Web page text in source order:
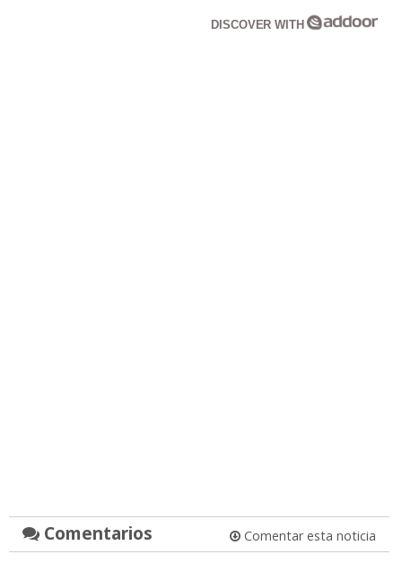
DISCOVER WITH
Comentarios Comentar esta noticia